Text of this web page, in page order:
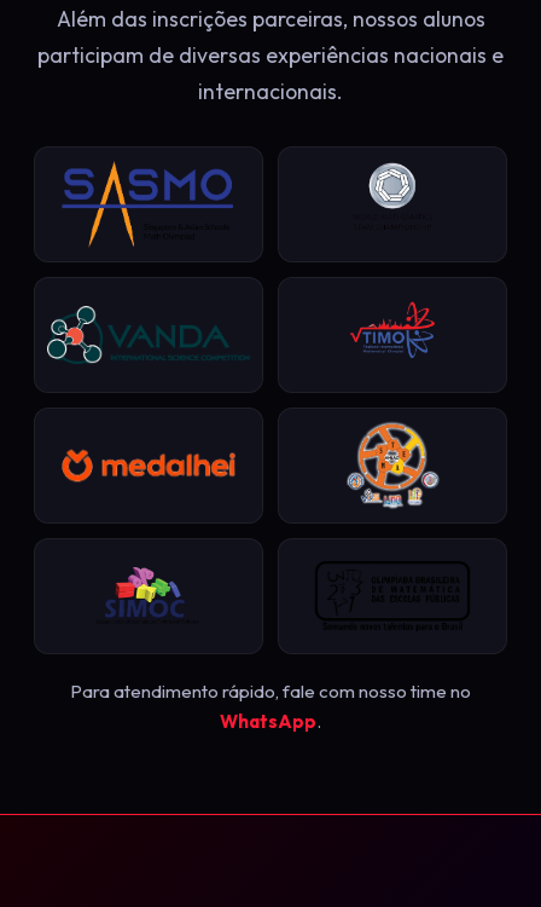
Além das inscrições parceiras, nossos alunos
participam de diversas experiências nacionais e
internacionais.
Para atendimento rápido, fale com nosso time no
WhatsApp.